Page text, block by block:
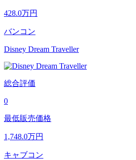
428.0万円
バンコン
Disney Dream Traveller
総合評価
0
最低販売価格
1,748.0万円
キャブコン